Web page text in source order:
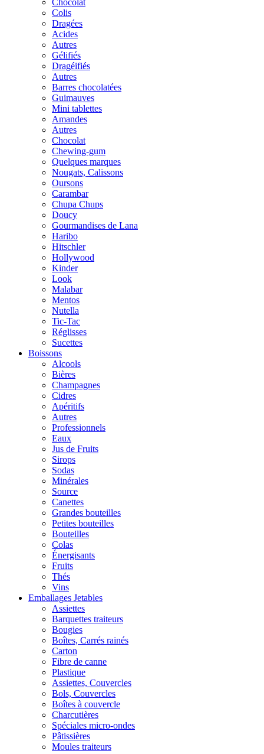
Chocolat
Colis
Dragées
Acides
Autres
Gélifiés
Dragéifiés
Autres
Barres chocolatées
Guimauves
Mini tablettes
Amandes
Autres
Chocolat
Chewing-gum
Quelques marques
Nougats, Calissons
Oursons
Carambar
Chupa Chups
Doucy
Gourmandises de Lana
Haribo
Hitschler
Hollywood
Kinder
Look
Malabar
Mentos
Nutella
Tic-Tac
Réglisses
Sucettes
Boissons
Alcools
Bières
Champagnes
Cidres
Apéritifs
Autres
Professionnels
Eaux
Jus de Fruits
Sirops
Sodas
Minérales
Source
Canettes
Grandes bouteilles
Petites bouteilles
Bouteilles
Colas
Énergisants
Fruits
Thés
Vins
Emballages Jetables
Assiettes
Barquettes traiteurs
Bougies
Boîtes, Carrés rainés
Carton
Fibre de canne
Plastique
Assiettes, Couvercles
Bols, Couvercles
Boîtes à couvercle
Charcutières
Spéciales micro-ondes
Pâtissières
Moules traiteurs